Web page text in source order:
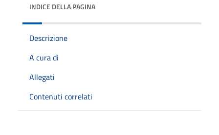
INDICE DELLA PAGINA
Descrizione
A cura di
Allegati
Contenuti correlati